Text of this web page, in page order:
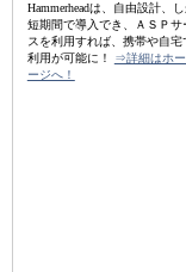
Hammerheadは、自由設計、
短期間で導入でき、ＡＳＰサ
スを利用すれば、携帯や自宅
利用が可能に！
⇒詳細はホ
ージへ！